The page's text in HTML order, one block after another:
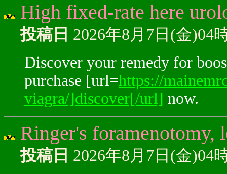
High fixed-rate here
投稿日 2026年8月7日(金)04
Discover your remedy for
purchase [url=https://
viagra/]discover[/url] now.
Ringer's foramenotomy,
投稿日 2026年8月7日(金)04